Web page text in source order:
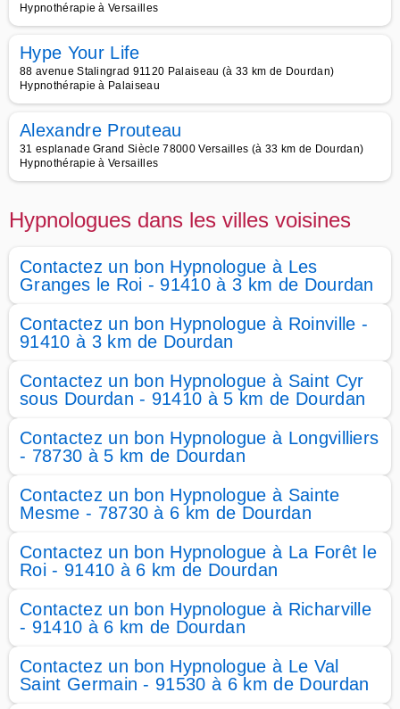
Hypnothérapie à Versailles
Hype Your Life
88 avenue Stalingrad 91120 Palaiseau (à 33 km de Dourdan)
Hypnothérapie à Palaiseau
Alexandre Prouteau
31 esplanade Grand Siècle 78000 Versailles (à 33 km de Dourdan)
Hypnothérapie à Versailles
Hypnologues dans les villes voisines
Contactez un bon Hypnologue à Les
Granges le Roi - 91410 à 3 km de Dourdan
Contactez un bon Hypnologue à Roinville -
91410 à 3 km de Dourdan
Contactez un bon Hypnologue à Saint Cyr
sous Dourdan - 91410 à 5 km de Dourdan
Contactez un bon Hypnologue à Longvilliers
- 78730 à 5 km de Dourdan
Contactez un bon Hypnologue à Sainte
Mesme - 78730 à 6 km de Dourdan
Contactez un bon Hypnologue à La Forêt le
Roi - 91410 à 6 km de Dourdan
Contactez un bon Hypnologue à Richarville
- 91410 à 6 km de Dourdan
Contactez un bon Hypnologue à Le Val
Saint Germain - 91530 à 6 km de Dourdan